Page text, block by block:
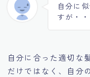
自分に
すが・・
自分に合った適切な
だけではなく、自分